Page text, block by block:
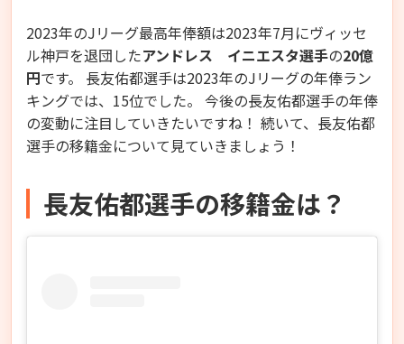
2023年のJリーグ最高年俸額は2023年7月にヴィッセ
ル神戸を退団したアンドレス イニエスタ選手の20億
円です。 長友佑都選手は2023年のJリーグの年俸ラン
キングでは、15位でした。 今後の長友佑都選手の年俸
の変動に注目していきたいですね！ 続いて、長友佑都
選手の移籍金について見ていきましょう！
長友佑都選手の移籍金は？